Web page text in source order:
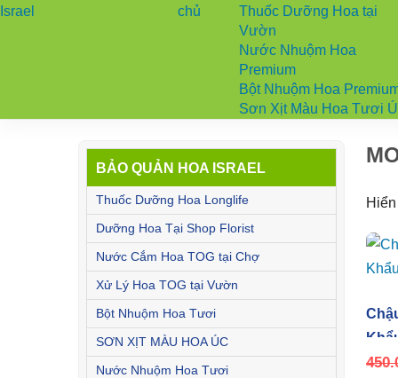
chủ
Thuốc Dưỡng Hoa tại
Vườn
Nước Nhuộm Hoa
Premium
Bột Nhuộm Hoa
Sơn Xịt Màu Hoa Tươi
BẢO QUẢN HOA ISRAEL
Thuốc Dưỡng Hoa Longlife
Dưỡng Hoa Tại Shop Florist
Nước Cắm Hoa TOG tại Chợ
Xử Lý Hoa TOG tại Vườn
Bột Nhuộm Hoa Tươi
SƠN XỊT MÀU HOA ÚC
Nước Nhuộm Hoa Tươi